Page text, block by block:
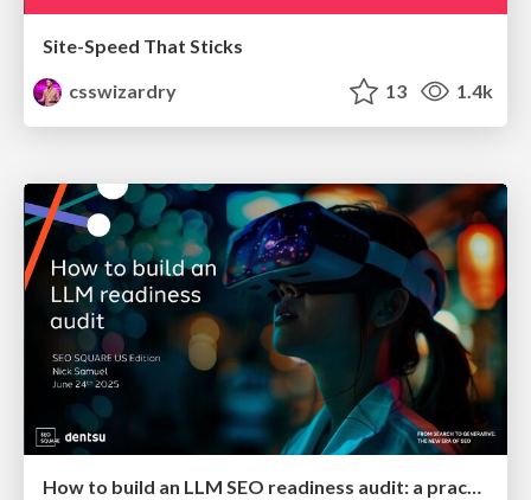
Site-Speed That Sticks
csswizardry
13 1.4k
How to build an LLM SEO readiness audit: a practical framework